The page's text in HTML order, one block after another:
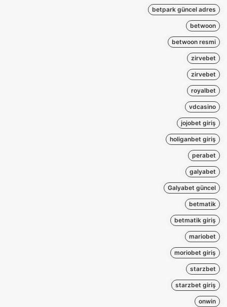
betpark güncel adres
betwoon
betwoon resmi
zirvebet
zirvebet
royalbet
vdcasino
jojobet giriş
holiganbet giriş
perabet
galyabet
Galyabet güncel
betmatik
betmatik giriş
mariobet
moriobet giriş
starzbet
starzbet giriş
onwin